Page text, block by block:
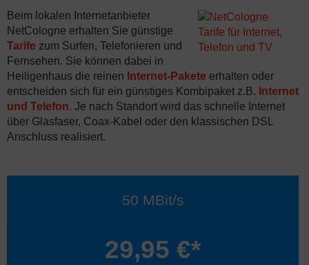
Beim lokalen Internetanbieter
NetCologne erhalten Sie günstige
Tarife zum Surfen, Telefonieren und
Fernsehen. Sie können dabei in
Heiligenhaus die reinen Internet-Pakete erhalten oder
entscheiden sich für ein günstiges Kombipaket z.B. Internet
und Telefon. Je nach Standort wird das schnelle Internet
über Glasfaser, Coax-Kabel oder den klassischen DSL
Anschluss realisiert.
50 MBit/s
29,95 €*